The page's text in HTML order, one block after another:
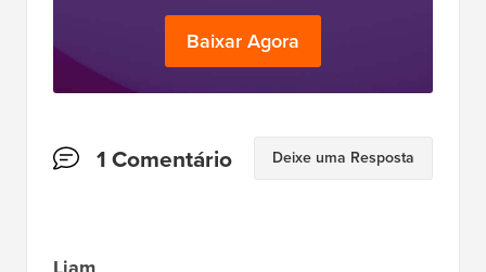
Baixar Agora
Interações
1 Comentário Deixe uma Resposta